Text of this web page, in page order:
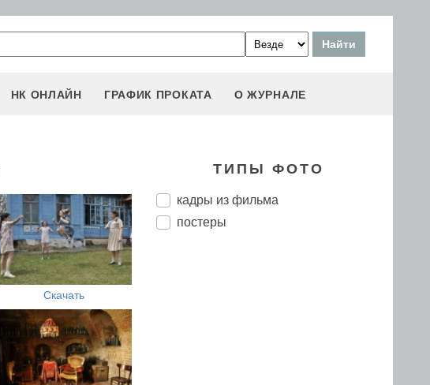
НК ОНЛАЙН ГРАФИК ПРОКАТА О ЖУРНАЛЕ
Скачать
ТИПЫ ФОТО
кадры из фильма
постеры